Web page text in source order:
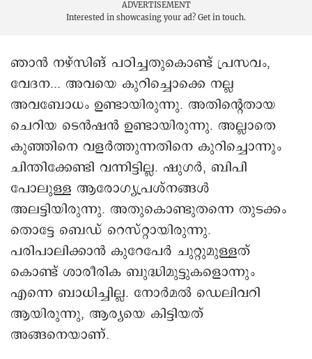
ADVERTISEMENT
Interested in showcasing your ad? Get in touch.
ഞാന്‍ നഴ്സിങ് പഠിച്ചതുകൊണ്ട് പ്രസവം,
വേദന... അവയെ കുറിച്ചൊക്കെ നല്ല
അവബോധം ഉണ്ടായിരുന്നു. അതിന്റെതായ
ചെറിയ ടെന്‍ഷന്‍ ഉണ്ടായിരുന്നു. അല്ലാതെ
കുഞ്ഞിനെ വളര്‍ത്തുന്നതിനെ കുറിച്ചൊന്നും
ചിന്തിക്കേണ്ടി വന്നിട്ടില്ല. ഷുഗര്‍, ബിപി
പോലുള്ള ആരോഗ്യപ്രശ്നങ്ങള്‍
അലട്ടിയിരുന്നു. അതുകൊണ്ടുതന്നെ തുടക്കം
തൊട്ടേ ബെഡ് റെസ്റ്റായിരുന്നു.
പരിപാലിക്കാന്‍ കുറേപേര്‍ ചുറ്റുമുള്ളത്
കൊണ്ട് ശാരീരിക ബുദ്ധിമുട്ടുകളൊന്നും
എന്നെ ബാധിച്ചില്ല. നോര്‍മല്‍ ഡെലിവറി
ആയിരുന്നു, ആര്യയെ കിട്ടിയത്
അങ്ങനെയാണ്.